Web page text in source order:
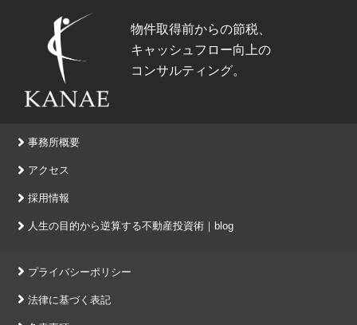
物件取得前からの節税、
キャッシュフロー向上の
コンサルティング。
事務所概要
アクセス
採用情報
人生の目的から逆算する不動産投資術｜blog
プライバシーポリシー
法律に基づく表記